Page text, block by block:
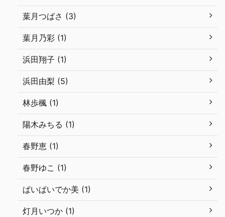
葉月つばさ (3)
葉月乃彩 (1)
浜田翔子 (1)
浜田由梨 (5)
林歩楓 (1)
陽木みちる (1)
春野恵 (1)
春野ゆこ (1)
ぱいぱいでか美 (1)
灯月いつか (1)